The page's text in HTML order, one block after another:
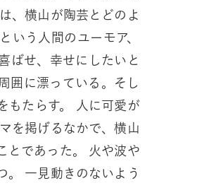
、横山が陶芸とどのよ
いう人間のユーモア、
ばせ、幸せにしたいと
囲に漂っている。そし
。 人に可愛が
を掲げるなかで、横山
とであった。 火や波や
。 一見動きのないよう